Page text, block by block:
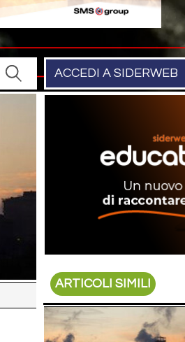
ACCEDI A SIDERWEB
ARTICOLI SIMILI